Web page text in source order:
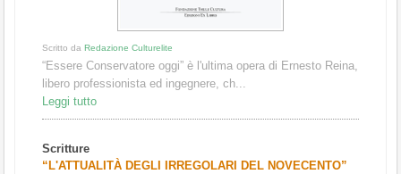
Scritto da Redazione Culturelite
“Essere Conservatore oggi” è l'ultima opera di Ernesto Reina,
libero professionista ed ingegnere, ch...
Leggi tutto
Scritture
“L'ATTUALITÀ DEGLI IRREGOLARI DEL NOVECENTO”